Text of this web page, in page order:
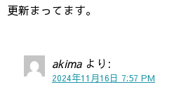
更新まってます。
akima より:
2024年11月16日 7:57 PM